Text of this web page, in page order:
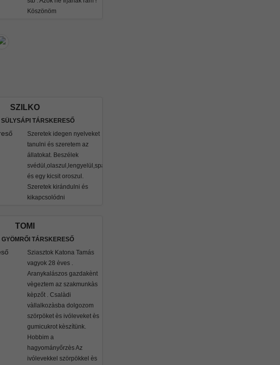
Köszönöm
SZILKO
TÁRSKERESŐ
Szeretek idegen nyelveket
tanulni és szeretem az
állatokat. Beszélek
svédül,olaszul,lengyelül,spanyolul
és egy kicsit oroszul.
Szeretek kirándulni és
kikapcsolódni
TOMI
GYÖMRŐI TÁRSKERESŐ
Sziasztok Katona Tamás
vagyok 28 èves .
Aranykalászos gazdakènt
vègeztem az szakmunkàs
kèpzőt . Csalàdi
vàllalkozàsba dolgozom
szörpöket ès ivóleveket ès
gumicukrot kèszítünk.
Hobbim a
hagyományőrzès Az
ivólevekkel szörpökkel ès